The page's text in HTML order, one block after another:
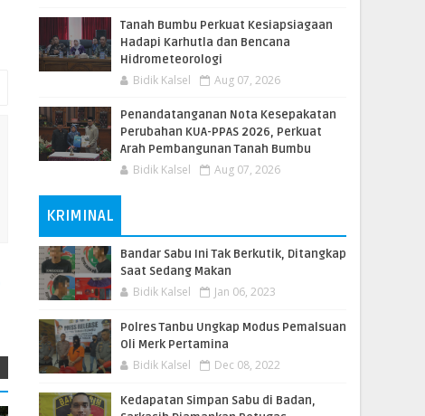
Tanah Bumbu Perkuat Kesiapsiagaan
Hadapi Karhutla dan Bencana
Hidrometeorologi
Bidik Kalsel Aug 07, 2026
Penandatanganan Nota Kesepakatan
Perubahan KUA-PPAS 2026, Perkuat
Arah Pembangunan Tanah Bumbu
Bidik Kalsel Aug 07, 2026
KRIMINAL
Bandar Sabu Ini Tak Berkutik, Ditangkap
Saat Sedang Makan
Bidik Kalsel Jan 06, 2023
Polres Tanbu Ungkap Modus Pemalsuan
Oli Merk Pertamina
Bidik Kalsel Dec 08, 2022
Kedapatan Simpan Sabu di Badan,